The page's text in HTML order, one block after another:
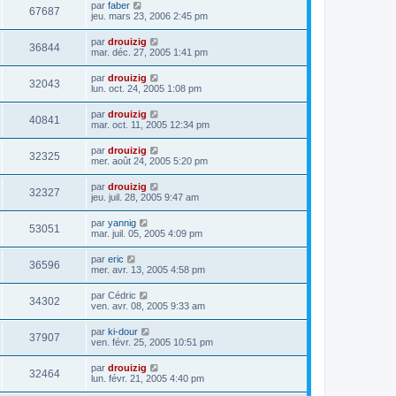
67687 par faber
jeu. mars 23, 2006 2:45 pm
36844 par drouizig
mar. déc. 27, 2005 1:41 pm
32043 par drouizig
lun. oct. 24, 2005 1:08 pm
40841 par drouizig
mar. oct. 11, 2005 12:34 pm
32325 par drouizig
mer. août 24, 2005 5:20 pm
32327 par drouizig
jeu. juil. 28, 2005 9:47 am
53051 par yannig
mar. juil. 05, 2005 4:09 pm
36596 par eric
mer. avr. 13, 2005 4:58 pm
34302 par Cédric
ven. avr. 08, 2005 9:33 am
37907 par ki-dour
ven. févr. 25, 2005 10:51 pm
32464 par drouizig
lun. févr. 21, 2005 4:40 pm